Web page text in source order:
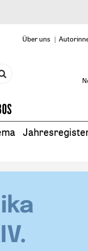
Über uns